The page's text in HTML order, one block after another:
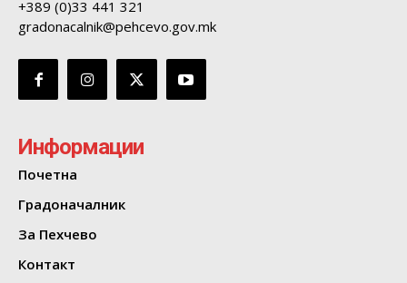
+389 (0)33 441 321
gradonacalnik@pehcevo.gov.mk
Информации
Почетна
Градоначалник
За Пехчево
Контакт